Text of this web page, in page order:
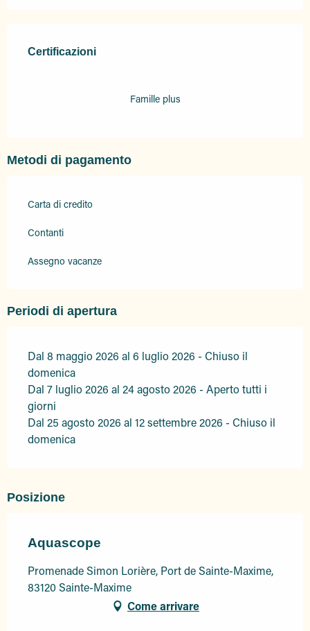
Certificazioni
Certificazioni
Famille plus
Metodi di pagamento
Carta di credito
Contanti
Assegno vacanze
Periodi di apertura
Dal 8 maggio 2026 al 6 luglio 2026 - Chiuso il
domenica
Dal 7 luglio 2026 al 24 agosto 2026 - Aperto tutti i
giorni
Dal 25 agosto 2026 al 12 settembre 2026 - Chiuso il
domenica
Posizione
Aquascope
Promenade Simon Lorière, Port de Sainte-Maxime,
83120 Sainte-Maxime
Come arrivare